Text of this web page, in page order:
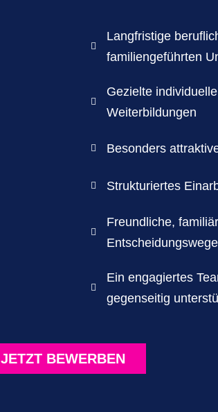

Langfristige
familiengeführten

Gezielte
Weiterbildungen
 Besonders
 Strukturiertes

Freundliche,

Ein engagiertes
gegenseitig
JETZT BEWERBEN